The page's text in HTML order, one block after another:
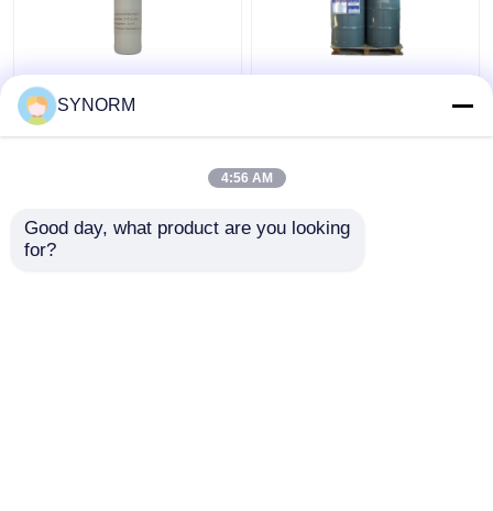
C10H12O2 आणविक सूत्र
रंगहीन पारदर्शी तरल विशिष्ट
बर्निंग प्वाइंट> 200 ℃
SYNORM
4:56 AM
Good day, what product are you looking
for?